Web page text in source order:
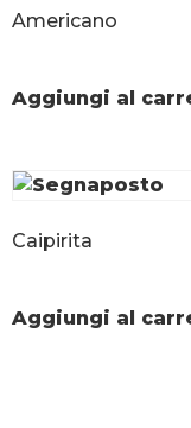
Americano
Aggiungi al
Caipirita
Aggiungi al